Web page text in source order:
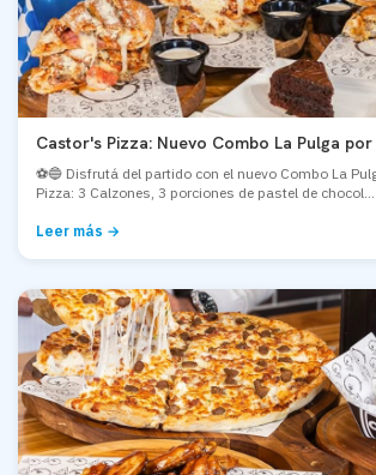
Castor's Pizza: Nuevo Combo La Pulga
⚽🔵 Disfrutá del partido con el nuevo Combo La
Pizza: 3 Calzones, 3 porciones de pastel de chocol...
Leer más →